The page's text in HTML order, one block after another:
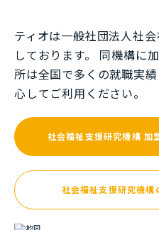
ティオは一般社団法⼈社
しております。 同機構に
所は全国で多くの就職実
⼼してご利⽤ください。
社会福祉支援研究機構 加
社会福祉支援研究機構